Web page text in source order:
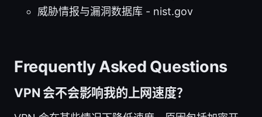
威胁情报与漏洞数据库 - nist.gov
Frequently Asked Questions
VPN 会不会影响我的上网速度？